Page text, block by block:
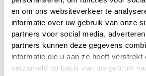
en om ons websiteverkeer te
informatie over uw gebruik van onze
partners voor social media,
partners kunnen deze gegevens
informatie die u aan ze heeft verstrekt
verzameld op basis van uw gebruik
adviseren en helpen je graag bij
zoekmachine optimalisatie en
zoekmachine adverteren.
NEEM CONTACT OP